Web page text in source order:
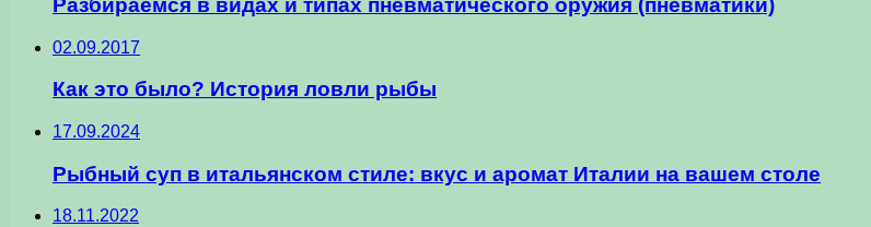
Разбираемся в видах и типах пневматического оружия (пневматики)
02.09.2017
Как это было? История ловли рыбы
17.09.2024
Рыбный суп в итальянском стиле: вкус и аромат Италии на вашем столе
18.11.2022